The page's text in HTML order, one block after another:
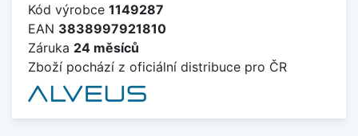
Kód výrobce 1149287
EAN 3838997921810
Záruka 24 měsíců
Zboží pochází z oficiální distribuce pro ČR